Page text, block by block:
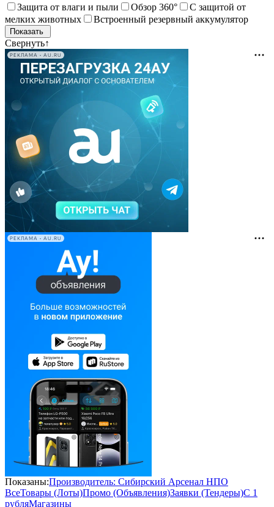
Защита от влаги и пыли Обзор 360°
С защитой от
мелких животных
Встроенный резервный аккумулятор
Свернуть↑
РЕКЛАМА • AU.RU
РЕКЛАМА • AU.RU
Показаны:Производитель: Сибирский Арсенал НПО
ВсеТовары (Лоты)Промо (Объявления)Заявки (Тендеры)С 1
рубляМагазины